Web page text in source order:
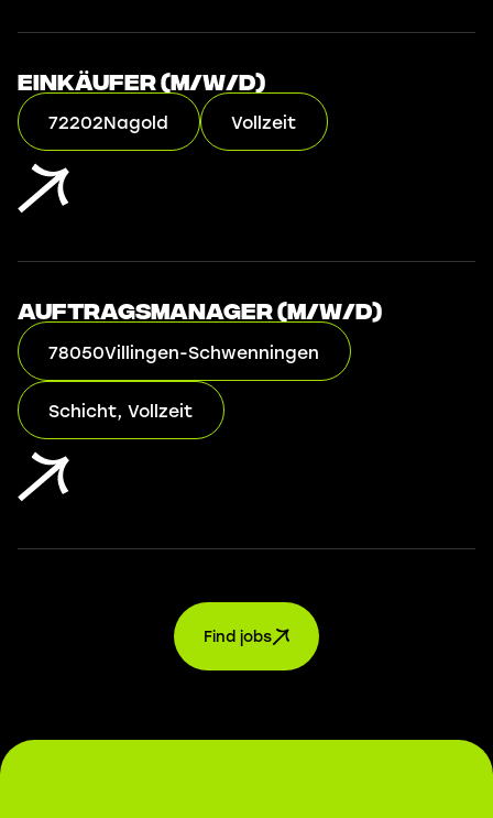
Einkäufer (m/w/d)
72202Nagold Vollzeit
Auftragsmanager (m/w/d)
78050Villingen-Schwenningen
Schicht, Vollzeit
Find jobs